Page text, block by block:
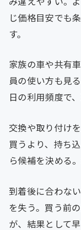
じ価格目安でも
す。
家族の車や共有
員の使い方も見
日の利用頻度で
交換や取り付け
買うより、持ち
ら候補を決める
到着後に合わな
を失う。買う前
が、結果として